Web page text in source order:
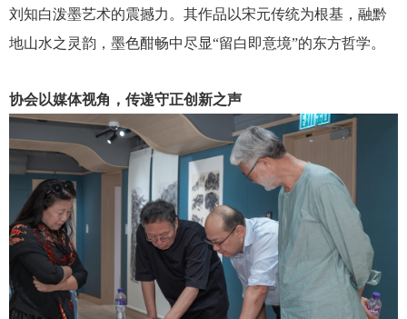
刘知白泼墨艺术的震撼力。其作品以宋元传统为根基，融黔
地山水之灵韵，墨色酣畅中尽显“留白即意境”的东方哲学。
协会以媒体视角，传递守正创新之声